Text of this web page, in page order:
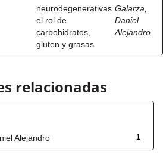
neurodegenerativas
el rol de
carbohidratos,
gluten y grasas
Galarza,
Daniel
Alejandro
relacionadas
1
Alejandro